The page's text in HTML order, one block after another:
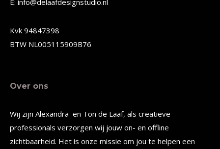
de
productpagina
E: info@delaafdesignstudio.nl
Kvk 94847398
BTW NL005115909B76
Over ons
Wij zijn Alexandra en Ton de Laaf, als creatieve
professionals verzorgen wij jouw on- en offline
zichtbaarheid. Het is onze missie om jou te helpen een